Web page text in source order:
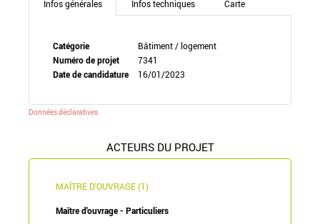
Infos générales Infos techniques Carte
Catégorie
Bâtiment / logement
Numéro de projet
7341
Date de candidature
16/01/2023
Données déclaratives
ACTEURS DU PROJET
MAÎTRE D'OUVRAGE (1)
Maître d'ouvrage - Particuliers